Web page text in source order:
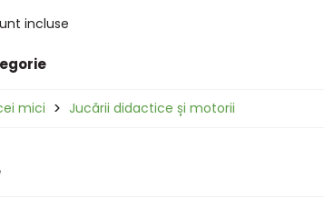
incluse
mici Jucării didactice și motorii